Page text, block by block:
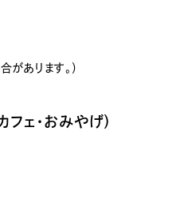
あります。）
フェ・おみやげ）